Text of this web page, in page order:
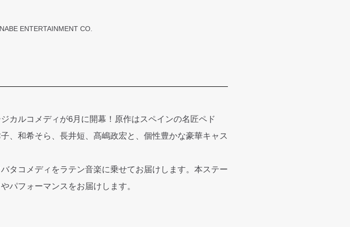
ENTERTAINMENT CO.
カルコメディが6月に開幕！原作はスペインの名匠ペド
、和希そら、長井短、髙嶋政宏と、個性豊かな豪華キャス
タコメディをラテン音楽に乗せてお届けします。本ステー
パフォーマンスをお届けします。